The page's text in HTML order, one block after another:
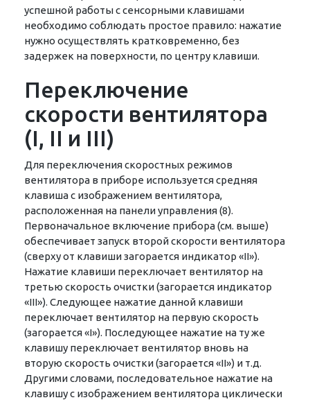
успешной работы с сенсорными клавишами
необходимо соблюдать простое правило: нажатие
нужно осуществлять кратковременно, без
задержек на поверхности, по центру клавиши.
Переключение
скорости вентилятора
(I, II и III)
Для переключения скоростных режимов
вентилятора в приборе используется средняя
клавиша с изображением вентилятора,
расположенная на панели управления (8).
Первоначальное включение прибора (см. выше)
обеспечивает запуск второй скорости вентилятора
(сверху от клавиши загорается индикатор «II»).
Нажатие клавиши переключает вентилятор на
третью скорость очистки (загорается индикатор
«III»). Следующее нажатие данной клавиши
переключает вентилятор на первую скорость
(загорается «I»). Последующее нажатие на ту же
клавишу переключает вентилятор вновь на
вторую скорость очистки (загорается «II») и т.д.
Другими словами, последовательное нажатие на
клавишу с изображением вентилятора циклически